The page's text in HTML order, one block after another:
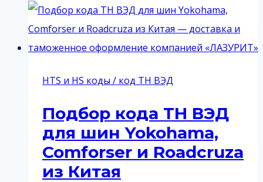
промышленного
оборудования
Китая:
документы,
пошлины
и
HTS и HS коды / код ТН ВЭД
Подбор кода ТН ВЭД
для шин Yokohama,
Comforser и Roadcruza
из Китая